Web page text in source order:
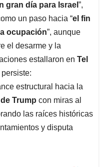
gran día para Israel ”,
un paso hacia “el fin
ocupación”, aunque
el desarme y la
estallaron en Tel
estructural hacia la
Trump con miras al
las raíces históricas
y disputa